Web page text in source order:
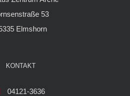
53
Elmshorn
KONTAKT
04121-3636